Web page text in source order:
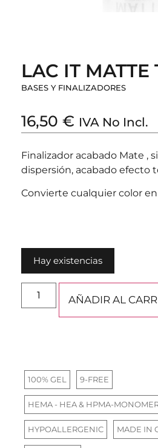
LAC IT MATTE
BASES Y FINALIZADORES
16,50 € IVA No Incl.
Finalizador acabado Mate ,
dispersión, acabado efecto
Convierte cualquier color
Hay existencias
AÑADIR AL
100% GEL 9-FREE
HEMA - HEA & HPMA-
HYPOALLERGENIC MADE IN